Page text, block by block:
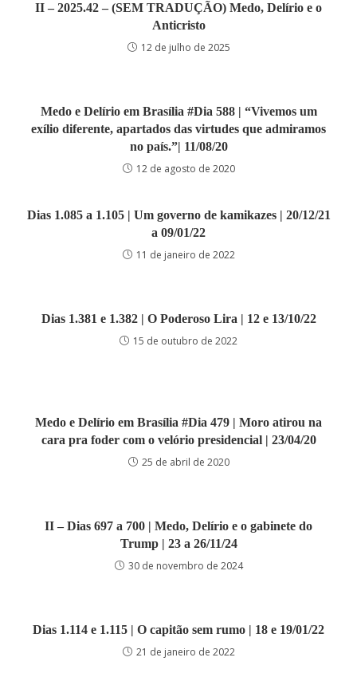
II – 2025.42 – (SEM TRADUÇÃO) Medo, Delírio e o
Anticristo
12 de julho de 2025
Medo e Delírio em Brasília #Dia 588 | “Vivemos um
exílio diferente, apartados das virtudes que admiramos
no país.”| 11/08/20
12 de agosto de 2020
Dias 1.085 a 1.105 | Um governo de kamikazes | 20/12/21
a 09/01/22
11 de janeiro de 2022
Dias 1.381 e 1.382 | O Poderoso Lira | 12 e 13/10/22
15 de outubro de 2022
Medo e Delírio em Brasília #Dia 479 | Moro atirou na
cara pra foder com o velório presidencial | 23/04/20
25 de abril de 2020
II – Dias 697 a 700 | Medo, Delírio e o gabinete do
Trump | 23 a 26/11/24
30 de novembro de 2024
Dias 1.114 e 1.115 | O capitão sem rumo | 18 e 19/01/22
21 de janeiro de 2022